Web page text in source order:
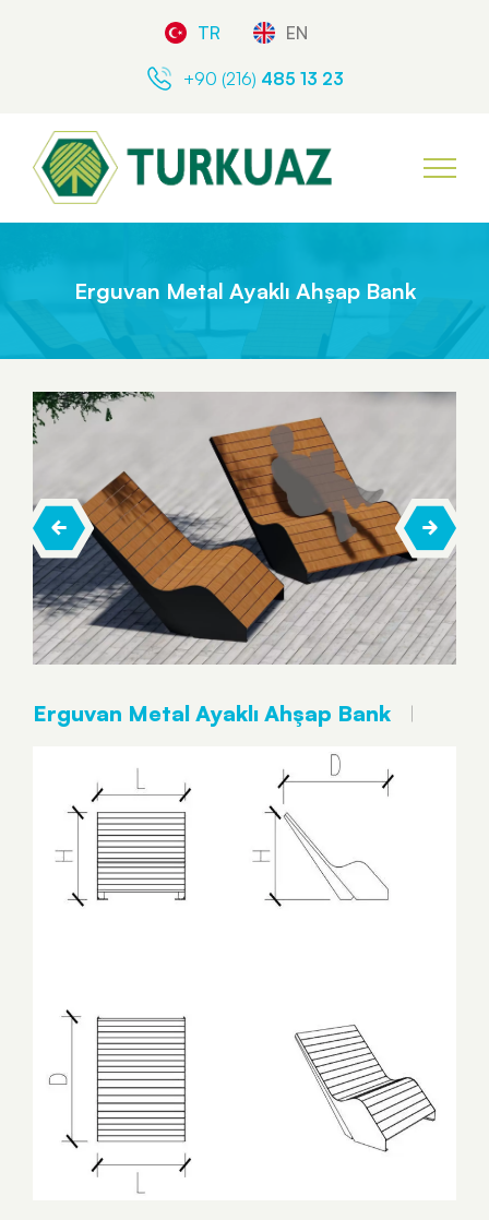
TR EN
+90 (216) 485 13 23
Erguvan Metal Ayaklı Ahşap Bank
Erguvan Metal Ayaklı Ahşap Bank